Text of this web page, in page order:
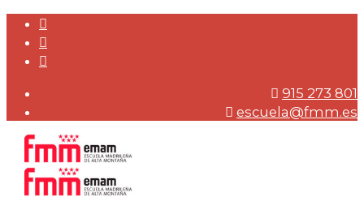
915 273 801
escuela@fmm.es